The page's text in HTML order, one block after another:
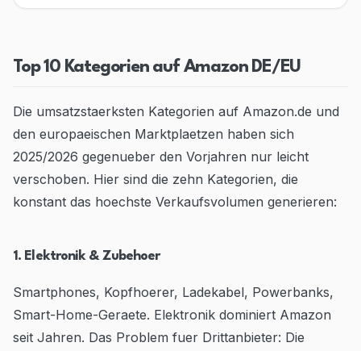
Contact
Top 10 Kategorien auf Amazon DE/EU
Die umsatzstaerksten Kategorien auf Amazon.de und
den europaeischen Marktplaetzen haben sich
2025/2026 gegenueber den Vorjahren nur leicht
verschoben. Hier sind die zehn Kategorien, die
konstant das hoechste Verkaufsvolumen generieren:
1. Elektronik & Zubehoer
Smartphones, Kopfhoerer, Ladekabel, Powerbanks,
Smart-Home-Geraete. Elektronik dominiert Amazon
seit Jahren. Das Problem fuer Drittanbieter: Die